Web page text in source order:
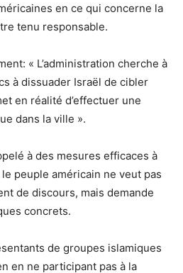
en ce qui concerne la
tenu responsable.
« L’administration cherche à
à dissuader Israël de cibler
en réalité d’effectuer une
dans la ville ».
à des mesures efficaces à
peuple américain ne veut pas
de discours, mais demande
concrets.
de groupes islamiques
en ne participant pas à la